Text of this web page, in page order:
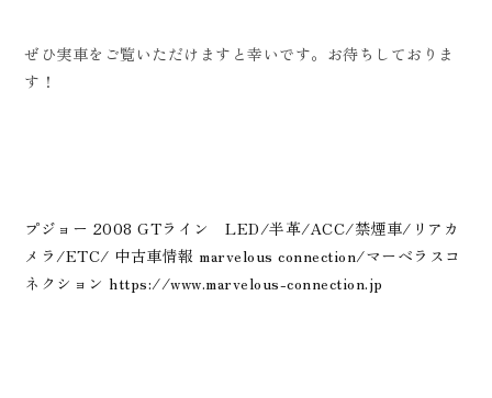
ぜひ実車をご覧いただけますと幸いです。お待ちしておりま
す！
プジョー 2008 GTライン LED/半革/ACC/禁煙車/リアカ
メラ/ETC/ 中古車情報 marvelous connection/マーベラスコ
ネクション https://www.marvelous-connection.jp